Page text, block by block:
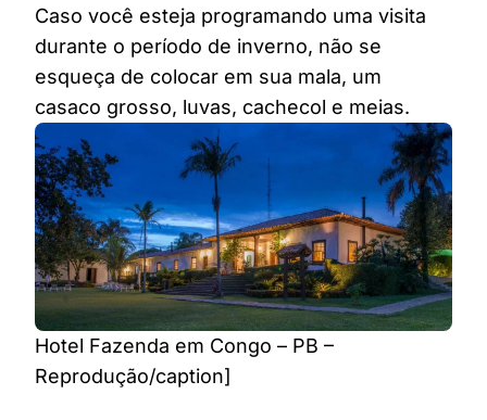
Caso você esteja programando uma visita
durante o período de inverno, não se
esqueça de colocar em sua mala, um
casaco grosso, luvas, cachecol e meias.
Hotel Fazenda em Congo – PB –
Reprodução/caption]